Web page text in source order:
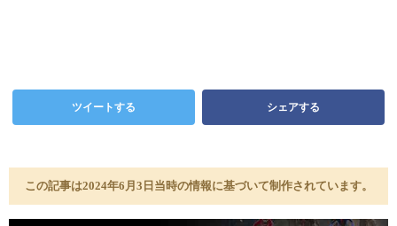
ツイートする シェアする
この記事は2024年6月3日当時の情報に基づいて制作されています。